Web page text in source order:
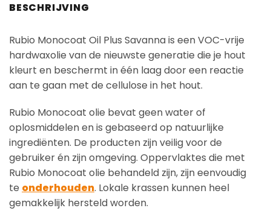
BESCHRIJVING
Rubio Monocoat Oil Plus Savanna is een VOC-vrije
hardwaxolie van de nieuwste generatie die je hout
kleurt en beschermt in één laag door een reactie
aan te gaan met de cellulose in het hout.
Rubio Monocoat olie bevat geen water of
oplosmiddelen en is gebaseerd op natuurlijke
ingrediënten. De producten zijn veilig voor de
gebruiker én zijn omgeving. Oppervlaktes die met
Rubio Monocoat olie behandeld zijn, zijn eenvoudig
te onderhouden. Lokale krassen kunnen heel
gemakkelijk hersteld worden.